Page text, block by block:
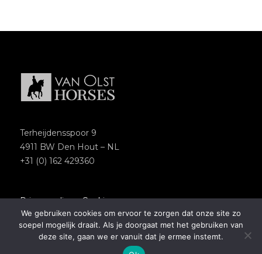
Terheijdensspoor 9
4911 BW Den Hout – NL
+31 (0) 162 429360
Privacypolicy–Cookies
Copyright 2018 – Van Olst Horses
Website byNewmore
We gebruiken cookies om ervoor te zorgen dat onze site zo
soepel mogelijk draait. Als je doorgaat met het gebruiken van
deze site, gaan we er vanuit dat je ermee instemt.